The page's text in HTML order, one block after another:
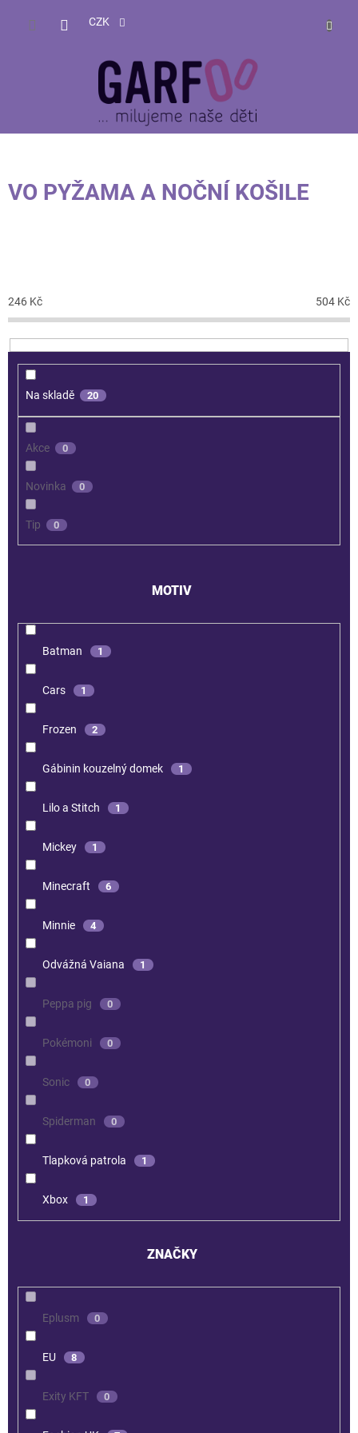
CZK
VO PYŽAMA A NOČNÍ KOŠILE
246 Kč 504 Kč
Na skladě 20
Akce 0
Novinka 0
Tip 0
ZNAČKY
Eplusm 0
EU 8
Exity KFT 0
MOTIV
Batman 1
Cars 1
Frozen 2
Gábinin kouzelný domek 1
Lilo a Stitch 1
Mickey 1
Minecraft 6
Minnie 4
Odvážná Vaiana 1
Peppa pig 0
Pokémoni 0
Sonic 0
Spiderman 0
Tlapková patrola 1
Xbox 1